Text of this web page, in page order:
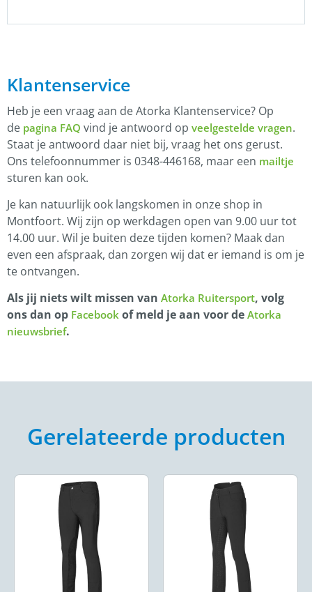
Klantenservice
Heb je een vraag aan de Atorka Klantenservice? Op
de pagina FAQ vind je antwoord op veelgestelde vragen.
Staat je antwoord daar niet bij, vraag het ons gerust.
Ons telefoonnummer is 0348-446168, maar een mailtje
sturen kan ook.
Je kan natuurlijk ook langskomen in onze shop in
Montfoort. Wij zijn op werkdagen open van 9.00 uur tot
14.00 uur. Wil je buiten deze tijden komen? Maak dan
even een afspraak, dan zorgen wij dat er iemand is om je
te ontvangen.
Als jij niets wilt missen van Atorka Ruitersport, volg
ons dan op Facebook of meld je aan voor de Atorka
nieuwsbrief.
Gerelateerde producten